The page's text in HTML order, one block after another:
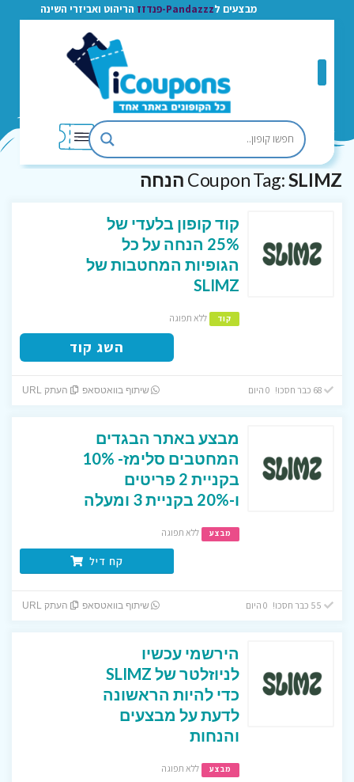
מבצעים ל Pandazzz-פנדזז הריהוט ואביזרי השינה
Coupon Tag:SLIMZ הנחה
קוד קופון בלעדי של
25% הנחה על כל
הגופיות המחטבות של
SLIMZ
קוד ללא תפוגה
השג קוד
68 כבר חסכו! 0 היום שיתוף בוואטסאפ העתק URL
מבצע באתר הבגדים
המחטבים סלימז- 10%
בקניית 2 פריטים
ו-20% בקניית 3 ומעלה
מבצע ללא תפוגה
קח דיל
שיתוף בוואטסאפ העתק URL
הירשמי עכשיו
לניוזלטר של SLIMZ
כדי להיות הראשונה
לדעת על מבצעים
והנחות
מבצע ללא תפוגה